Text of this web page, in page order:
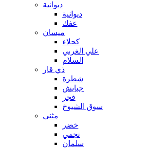
ديوانية
ديوانية
عفك
ميسان
كحلاء
علي الغربي
السلام
ذي قار
شطرة
جبايش
فجر
سوق الشيوخ
مثنى
خضر
نجمي
سلمان